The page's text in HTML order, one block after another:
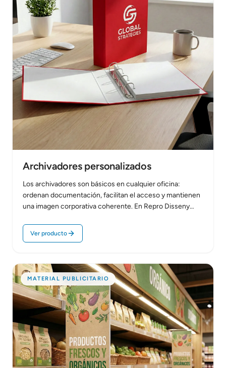
Archivadores personalizados
Los archivadores son básicos en cualquier oficina:
ordenan documentación, facilitan el acceso y mantienen
una imagen corporativa coherente. En Repro Disseny
Ver producto
MATERIAL PUBLICITARIO